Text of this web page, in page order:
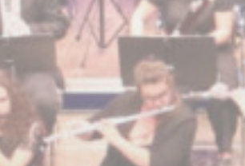
Infos pratiques
CANDIDATURES
EXTRANET